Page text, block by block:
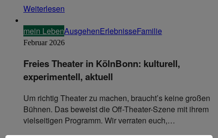
Weiterlesen
mein LebenAusgehenErlebnisseFamilie
Februar 2026
Freies Theater in KölnBonn: kulturell,
experimentell, aktuell
Um richtig Theater zu machen, braucht’s keine großen
Bühnen. Das beweist die Off-Theater-Szene mit ihrem
vielseitigen Programm. Wir verraten euch,…